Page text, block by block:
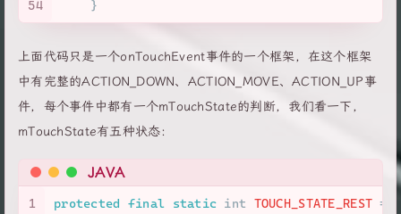
54
    }
上面代码只是一个onTouchEvent事件的一个框架，在这个框架
中有完整的ACTION_DOWN、ACTION_MOVE、ACTION_UP事
件，每个事件中都有一个mTouchState的判断，我们看一下，
mTouchState有五种状态：
JAVA
1
protected final static int TOUCH_STATE_REST =